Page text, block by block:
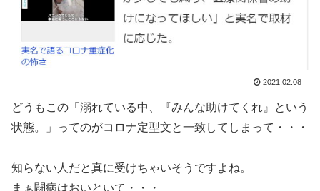
2021.02.08
どうもこの「溺れている中、『みんな助けてくれ』という
状態。」ってのがコロナ定型文と一致してしまって・・・
知らない人だと真に受けちゃいそうですよね。
まぁ闘病はおいといて・・・